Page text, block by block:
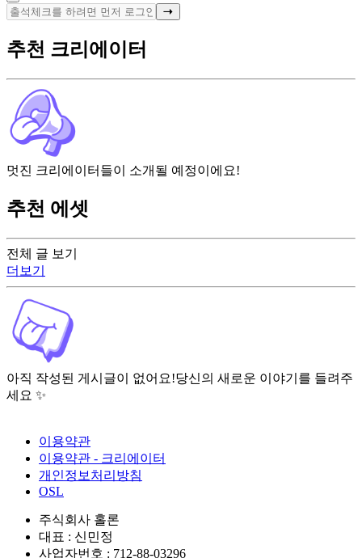
전체 글 보기
더보기
아직 작성된 게시글이 없어요!당신의 새로운 이야기를 들려주
세요 ✨
추천 크리에이터
멋진 크리에이터들이 소개될 예정이에요!
추천 에셋
이용약관
이용약관 - 크리에이터
개인정보처리방침
OSL
주식회사 홀론
대표 : 신민정
사업자번호 : 712-88-03296